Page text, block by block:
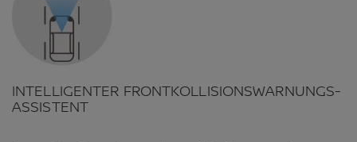
INTELLIGENTER FRONTKOLLISIONSWARNUNGS-
ASSISTENT